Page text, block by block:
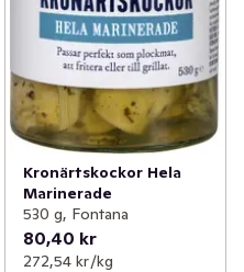
Kronärtskockor Hela
Marinerade
530 g, Fontana
80,40 kr
272,54 kr /kg